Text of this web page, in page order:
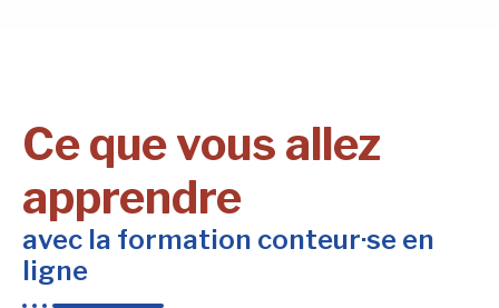
Ce que vous allez
apprendre
avec la formation conteur·se en
ligne